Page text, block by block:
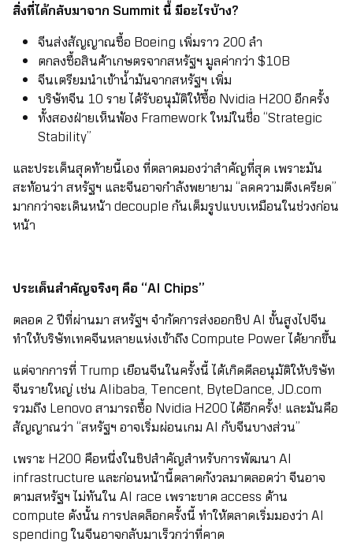
สิ่งที่ได้กลับมาจาก Summit นี้ มีอะไรบ้าง?
จีนส่งสัญญาณซื้อ Boeing เพิ่มราว 200 ลำ
ตกลงซื้อสินค้าเกษตรจากสหรัฐฯ มูลค่ากว่า $10B
จีนเตรียมนำเข้าน้ำมันจากสหรัฐฯ เพิ่ม
บริษัทจีน 10 ราย ได้รับอนุมัติให้ซื้อ Nvidia H200 อีกครั้ง
ทั้งสองฝ่ายเห็นพ้อง Framework ใหม่ในชื่อ “Strategic
Stability”
และประเด็นสุดท้ายนี้เอง ที่ตลาดมองว่าสำคัญที่สุด เพราะมัน
สะท้อนว่า สหรัฐฯ และจีนอาจกำลังพยายาม “ลดความตึงเครียด”
มากกว่าจะเดินหน้า decouple กันเต็มรูปแบบเหมือนในช่วงก่อน
หน้า
ประเด็นสำคัญจริงๆ คือ “AI Chips”
ตลอด 2 ปีที่ผ่านมา สหรัฐฯ จำกัดการส่งออกชิป AI ขั้นสูงไปจีน
ทำให้บริษัทเทคจีนหลายแห่งเข้าถึง Compute Power ได้ยากขึ้น
แต่จากการที่ Trump เยือนจีนในครั้งนี้ ได้เกิดดีลอนุมัติให้บริษัท
จีนรายใหญ่ เช่น Alibaba, Tencent, ByteDance, JD.com
รวมถึง Lenovo สามารถซื้อ Nvidia H200 ได้อีกครั้ง! และมันคือ
สัญญาณว่า “สหรัฐฯ อาจเริ่มผ่อนเกม AI กับจีนบางส่วน”
เพราะ H200 คือหนึ่งในชิปสำคัญสำหรับการพัฒนา AI
infrastructure และก่อนหน้านี้ตลาดกังวลมาตลอดว่า จีนอาจ
ตามสหรัฐฯ ไม่ทันใน AI race เพราะขาด access ด้าน
compute ดังนั้น การปลดล็อกครั้งนี้ ทำให้ตลาดเริ่มมองว่า AI
spending ในจีนอาจกลับมาเร็วกว่าที่คาด